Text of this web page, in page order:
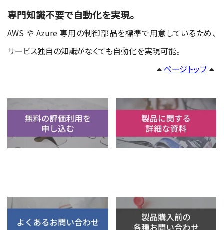
専門知識不要で自動化を実現。
AWS や Azure 専用の制御部品を標準で用意しているため、
サービス独自の知識がなくても自動化を実現可能。
ページトップ